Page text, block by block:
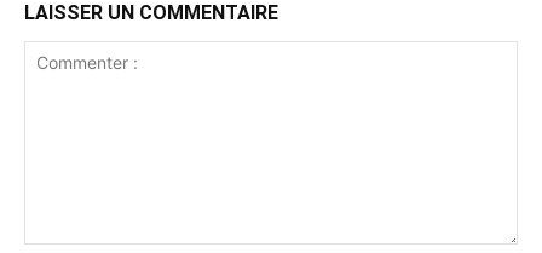
LAISSER UN COMMENTAIRE